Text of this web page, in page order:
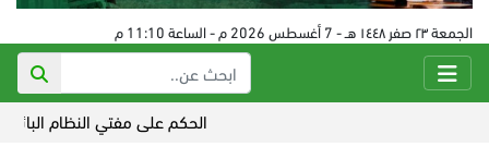
الجمعة ٢٣ صفر ١٤٤٨ هـ - 7 أغسطس 2026 م - الساعة 11:10 م
الحكم على مفتي النظام البائد في سورية